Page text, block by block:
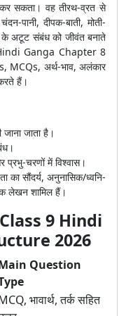
सकता। वह तीरथ-व्रत से
पानी, दीपक-बाती, मोती-
के अटूट संबंध को जीवंत बनाते
Ganga Chapter 8
अर्थ-भाव, अलंकार
हैं।
जाता है।
चरणों में विश्वास।
का सौंदर्य, अनुनासिक/ध्वनि-
लेखन शामिल हैं।
9 Hindi
2026
Question
भावार्थ, तर्क सहित